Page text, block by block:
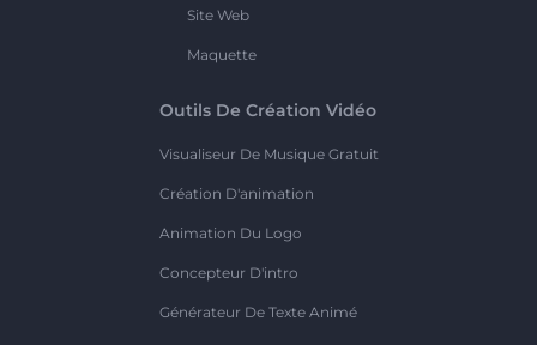
Site Web
Maquette
Outils De Création Vidéo
Visualiseur De Musique Gratuit
Création D'animation
Animation Du Logo
Concepteur D'intro
Générateur De Texte Animé